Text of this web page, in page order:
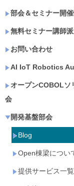
部会＆セミナー開
無料セミナー講師
お問い合わせ
AI IoT Robotics
オープンCOBOLソ
会
開発基盤部会
Blog
Open棟梁につい
提供サービス一覧